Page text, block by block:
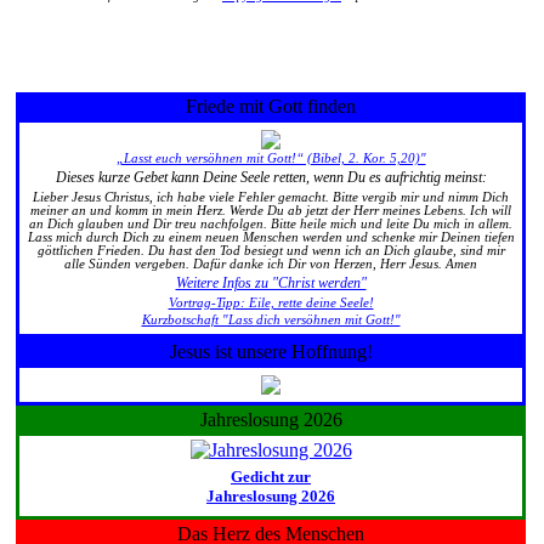
Friede mit Gott finden
„Lasst euch versöhnen mit Gott!“ (Bibel, 2. Kor. 5,20)"
Dieses kurze Gebet kann Deine Seele retten, wenn Du es aufrichtig meinst:
Lieber Jesus Christus, ich habe viele Fehler gemacht. Bitte vergib mir und nimm Dich
meiner an und komm in mein Herz. Werde Du ab jetzt der Herr meines Lebens. Ich will
an Dich glauben und Dir treu nachfolgen. Bitte heile mich und leite Du mich in allem.
Lass mich durch Dich zu einem neuen Menschen werden und schenke mir Deinen tiefen
göttlichen Frieden. Du hast den Tod besiegt und wenn ich an Dich glaube, sind mir
alle Sünden vergeben. Dafür danke ich Dir von Herzen, Herr Jesus. Amen
Weitere Infos zu "Christ werden"
Vortrag-Tipp: Eile, rette deine Seele!
Kurzbotschaft "Lass dich versöhnen mit Gott!"
Jesus ist unsere Hoffnung!
Jahreslosung 2026
Gedicht zur
Jahreslosung 2026
Das Herz des Menschen